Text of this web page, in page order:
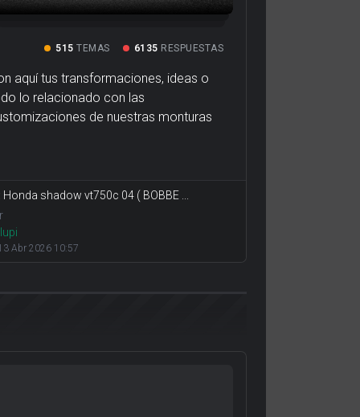
515 TEMAS 6135 RESPUESTAS
aquí tus transformaciones, ideas o
lo relacionado con las
de nuestras monturas
Honda shadow vt750c 04 ( BOBBE ...
Abr 2026 10:57